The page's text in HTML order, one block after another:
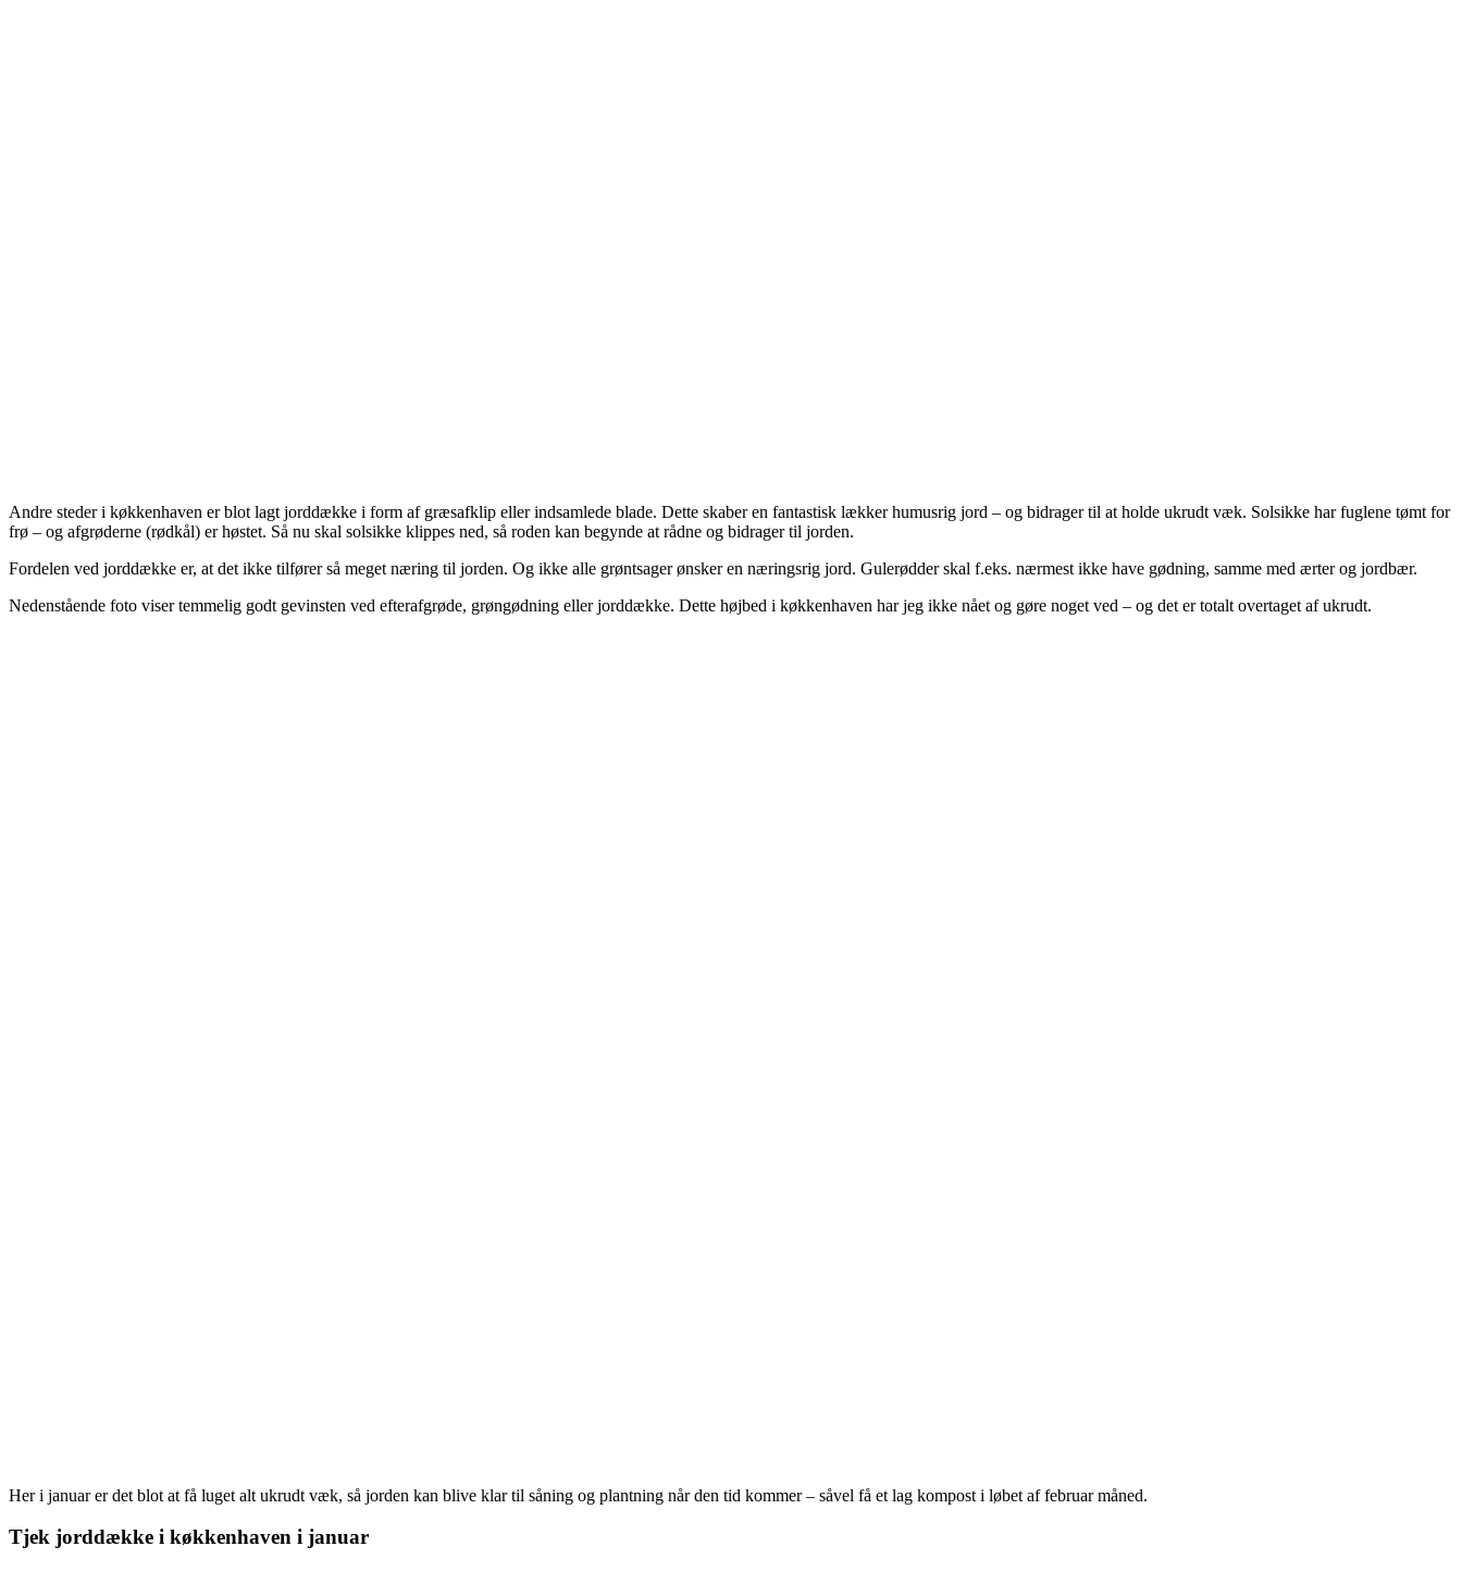
Andre steder i køkkenhaven er blot lagt jorddække i form af græsafklip eller indsamlede blade. Dette skaber en fantastisk lækker humusrig jord – og bidrager til at holde ukrudt væk. Solsikke har fuglene tømt for
frø – og afgrøderne (rødkål) er høstet. Så nu skal solsikke klippes ned, så roden kan begynde at rådne og bidrager til jorden.
Fordelen ved jorddække er, at det ikke tilfører så meget næring til jorden. Og ikke alle grøntsager ønsker en næringsrig jord. Gulerødder skal f.eks. nærmest ikke have gødning, samme med ærter og jordbær.
Nedenstående foto viser temmelig godt gevinsten ved efterafgrøde, grøngødning eller jorddække. Dette højbed i køkkenhaven har jeg ikke nået og gøre noget ved – og det er totalt overtaget af ukrudt.
Her i januar er det blot at få luget alt ukrudt væk, så jorden kan blive klar til såning og plantning når den tid kommer – såvel få et lag kompost i løbet af februar måned.
Tjek jorddække i køkkenhaven i januar